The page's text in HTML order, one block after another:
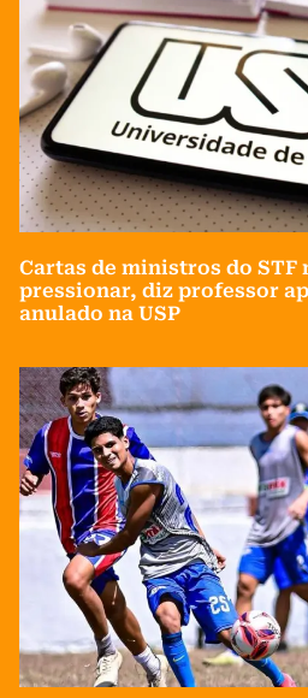
Cartas de ministros do STF
pressionar, diz professor
anulado na USP